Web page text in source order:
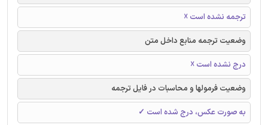
ترجمه نشده است ☓
وضعیت ترجمه منابع داخل متن
درج نشده است ☓
وضعیت فرمولها و محاسبات در فایل ترجمه
به صورت عکس، درج شده است ✓